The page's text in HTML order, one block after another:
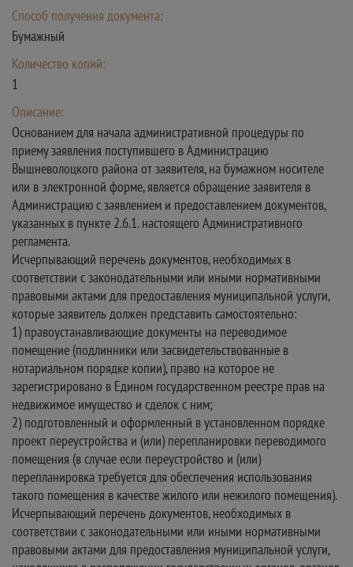
Способ получения документа:
Бумажный
Количество копий:
1
Описание:
Основанием для начала административной процедуры по
приему заявления поступившего в Администрацию
Вышневолоцкого района от заявителя, на бумажном носителе
или в электронной форме, является обращение заявителя в
Администрацию с заявлением и предоставлением документов,
указанных в пункте 2.6.1. настоящего Административного
регламента.
Исчерпывающий перечень документов, необходимых в
соответствии с законодательными или иными нормативными
правовыми актами для предоставления муниципальной услуги,
которые заявитель должен представить самостоятельно:
1) правоустанавливающие документы на переводимое
помещение (подлинники или засвидетельствованные в
нотариальном порядке копии), право на которое не
зарегистрировано в Едином государственном реестре прав на
недвижимое имущество и сделок с ним;
2) подготовленный и оформленный в установленном порядке
проект переустройства и (или) перепланировки переводимого
помещения (в случае если переустройство и (или)
перепланировка требуется для обеспечения использования
такого помещения в качестве жилого или нежилого помещения).
Исчерпывающий перечень документов, необходимых в
соответствии с законодательными или иными нормативными
правовыми актами для предоставления муниципальной услуги,